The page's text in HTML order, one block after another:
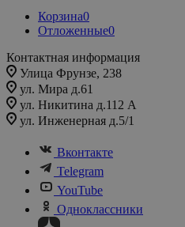
Корзина0
Отложенные0
Контактная информация
Улица Фрунзе, 238​
ул. Мира д.61
ул. Никитина д.112 А
ул. Инженерная д.5/1
Вконтакте
Telegram
YouTube
Одноклассники